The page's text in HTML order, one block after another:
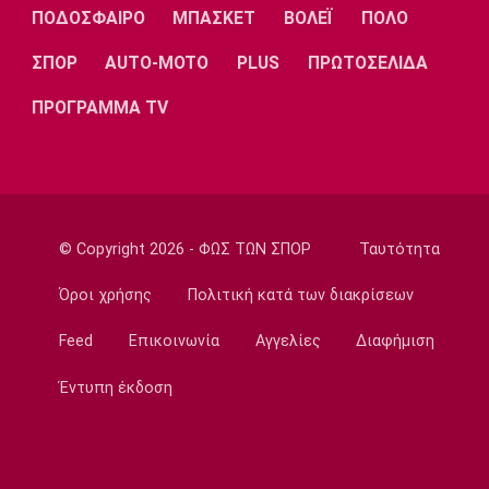
Λίβερπουλ
Μάντσεστερ
Σίτι
Γιουβέντους
Μπορούσια
Μονακό
ΠΟΔΟΣΦΑΙΡΟ ΜΠΑΣΚΕΤ ΒΟΛΕΪ ΠΟΛΟ
ΣΠΟΡ AUTO-MOTO PLUS ΠΡΩΤΟΣΕΛΙΔΑ
ΠΡΟΓΡΑΜΜΑ TV
© Copyright 2026 - ΦΩΣ ΤΩΝ ΣΠΟΡ Ταυτότητα
Όροι χρήσης Πολιτική κατά των διακρίσεων
Feed Επικοινωνία Αγγελίες Διαφήμιση
Έντυπη έκδοση